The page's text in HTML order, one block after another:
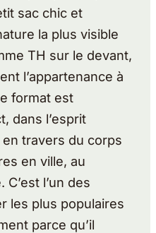
sac chic et
la plus visible
TH sur le devant,
l’appartenance à
format est
dans l’esprit
travers du corps
en ville, au
l’un des
les plus populaires
parce qu’il